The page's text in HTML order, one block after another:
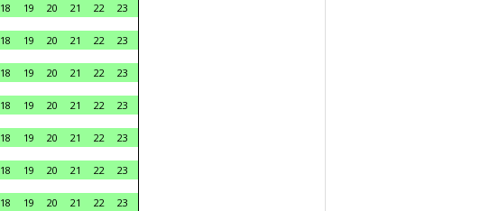
18 19 20 21 22 23
18 19 20 21 22 23
18 19 20 21 22 23
18 19 20 21 22 23
18 19 20 21 22 23
18 19 20 21 22 23
18 19 20 21 22 23